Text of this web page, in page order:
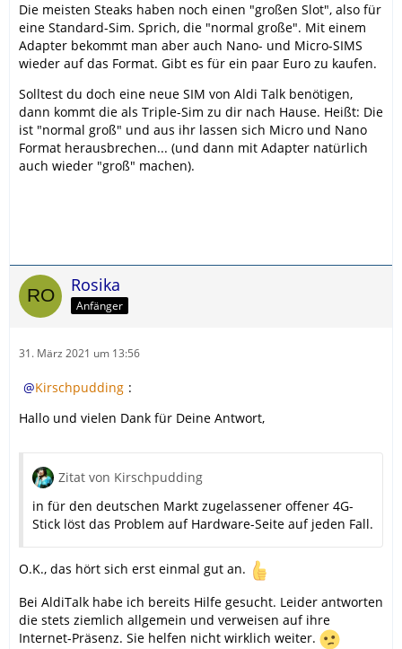
Die meisten Steaks haben noch einen "großen Slot", also für
eine Standard-Sim. Sprich, die "normal große". Mit einem
Adapter bekommt man aber auch Nano- und Micro-SIMS
wieder auf das Format. Gibt es für ein paar Euro zu kaufen.
Solltest du doch eine neue SIM von Aldi Talk benötigen,
dann kommt die als Triple-Sim zu dir nach Hause. Heißt: Die
ist "normal groß" und aus ihr lassen sich Micro und Nano
Format herausbrechen... (und dann mit Adapter natürlich
auch wieder "groß" machen).
Rosika
Anfänger
31. März 2021 um 13:56
Kirschpudding :
Hallo und vielen Dank für Deine Antwort,
Zitat von Kirschpudding
in für den deutschen Markt zugelassener offener 4G-
Stick löst das Problem auf Hardware-Seite auf jeden Fall.
O.K., das hört sich erst einmal gut an.
Bei AldiTalk habe ich bereits Hilfe gesucht. Leider antworten
die stets ziemlich allgemein und verweisen auf ihre
Internet-Präsenz. Sie helfen nicht wirklich weiter.